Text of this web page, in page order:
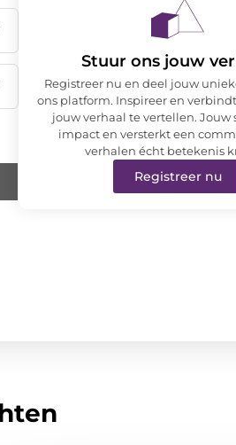
Stuur ons jouw
Registreer nu en deel jouw
ons platform. Inspireer en
jouw verhaal te vertellen. Jouw
impact en versterkt een
verhalen écht betekenis
Registreer nu